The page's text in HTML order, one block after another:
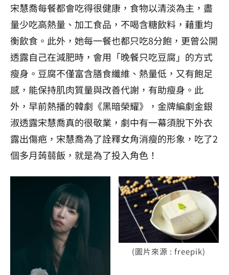
宋慧喬每餐都會吃得很健康，食物以清淡為主，盡
量少吃高熱量、加工食品，不喝含糖飲料，藉重均
衡飲食。此外，她每一餐也都只吃8分飽，更曾公開
透露自己在減肥時，會用「晚餐只吃豆腐」的方式
瘦身。豆腐不僅富含膳食纖維、熱量低，又有飽足
感，能保持肌肉質量與改善代謝，有助瘦身。 此
外，早前熱播的韓劇《黑暗榮耀》，金牌編劇金銀
淑透露宋慧喬真的很敬業，劇中有一幕須脫下外衣
露出傷疤，宋慧喬為了詮釋女角消瘦的形象，吃了2
個多月蒟蒻飯，就是為了投入角色！
(圖片來源 : freepik)